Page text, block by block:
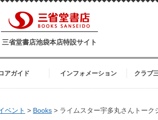
三省堂書店池袋本店特設サイト
アガイド インフォメーション クラブ
ベント > Books > ライムスター宇多丸さんトーク